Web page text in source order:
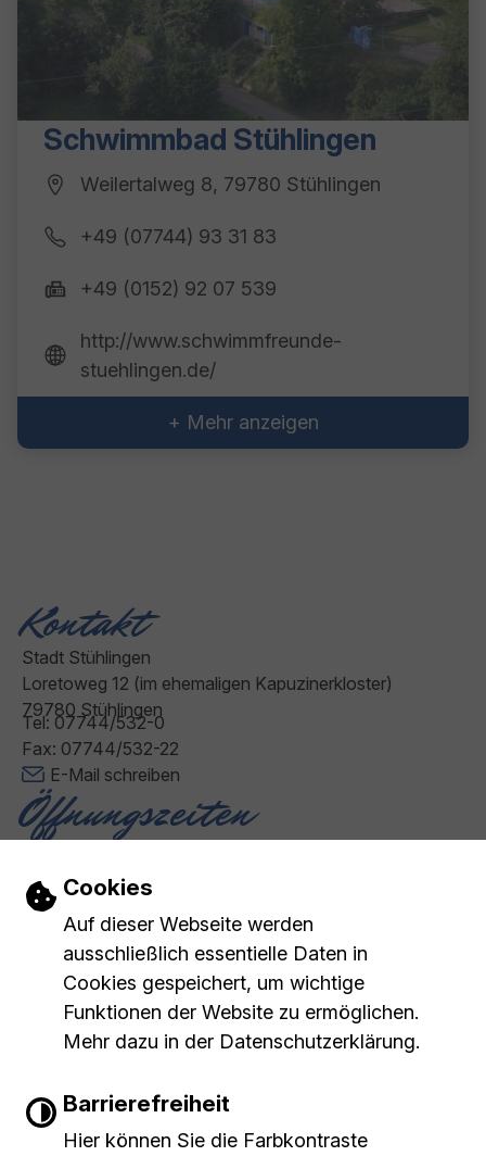
Einstellungen zu Cookies und
Cookies
Auf dieser Webseite werden
ausschließlich essentielle Daten in
Cookies gespeichert, um wichtige
Funktionen der Website zu ermöglichen.
Mehr dazu in der Datenschutzerklärung.
Barrierefreiheit
Hier können Sie die Farbkontraste
Schwimmbad Stühlingen
Weilertalweg 8, 79780 Stühlingen
+49 (07744) 93 31 83
+49 (0152) 92 07 539
http://www.schwimmfreunde-
stuehlingen.de/
+ Mehr anzeigen
Kontakt
Stadt Stühlingen
Loretoweg 12 (im ehemaligen Kapuzinerkloster)
79780 Stühlingen
Tel: 07744/532-0
Fax: 07744/532-22
E-Mail schreiben
Öffnungszeiten
Montag - Freitag: 08:00 - 12:00 Uhr
Donnerstag: 14:00 - 18:00 Uhr
Impressum|Barrierefreiheit
Datenschutzerklärung
Leichte Sprache
Barrierefreie Ansicht